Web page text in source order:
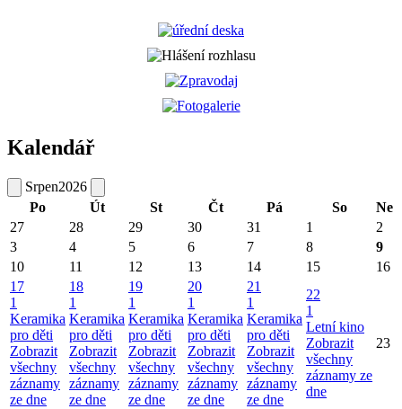
Kalendář
Srpen2026
Po
Út St Čt Pá So
Ne
27
28 29 30 31 1
2
3
4 5 6 7 8
9
10
11 12 13 14 15
16
17
1
Keramika
pro děti
Zobrazit
všechny
záznamy
ze dne
18
1
Keramika
pro děti
Zobrazit
všechny
záznamy
ze dne
19
1
Keramika
pro děti
Zobrazit
všechny
záznamy
ze dne
20
1
Keramika
pro děti
Zobrazit
všechny
záznamy
ze dne
21
1
Keramika
pro děti
Zobrazit
všechny
záznamy
ze dne
22
1
Letní kino
Zobrazit
všechny
záznamy ze
dne
23